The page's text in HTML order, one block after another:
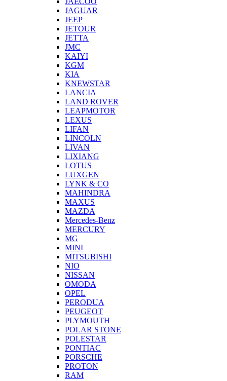
JAGUAR
JEEP
JETOUR
JETTA
JMC
KAIYI
KGM
KIA
KNEWSTAR
LANCIA
LAND ROVER
LEAPMOTOR
LEXUS
LIFAN
LINCOLN
LIVAN
LIXIANG
LOTUS
LUXGEN
LYNK & CO
MAHINDRA
MAXUS
MAZDA
Mercedes-Benz
MERCURY
MG
MINI
MITSUBISHI
NIO
NISSAN
OMODA
OPEL
PERODUA
PEUGEOT
PLYMOUTH
POLAR STONE
POLESTAR
PONTIAC
PORSCHE
PROTON
RAM